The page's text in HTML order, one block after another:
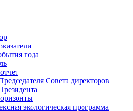
года
Совета директоров
экологическая программа